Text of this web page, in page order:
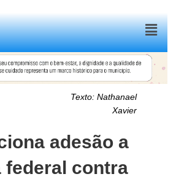
Menu
Texto:Nathanael
Xavier
adesão a
federal contra